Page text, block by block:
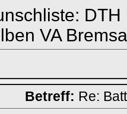
VA
Betreff: Re: